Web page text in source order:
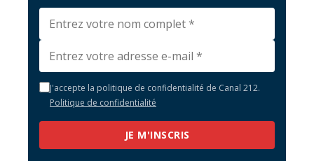
J'accepte la politique de confidentialité de Canal 212.
Politique de confidentialité
JE M'INSCRIS